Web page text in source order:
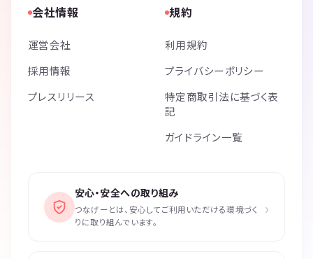
会社情報
運営会社
採用情報
プレスリリース
規約
利用規約
プライバシーポリシー
特定商取引法に基づく表
記
ガイドライン一覧
安心・安全への取り組み
つなげーとは、安心してご利用いただける環境づく
りに取り組んでいます。
›